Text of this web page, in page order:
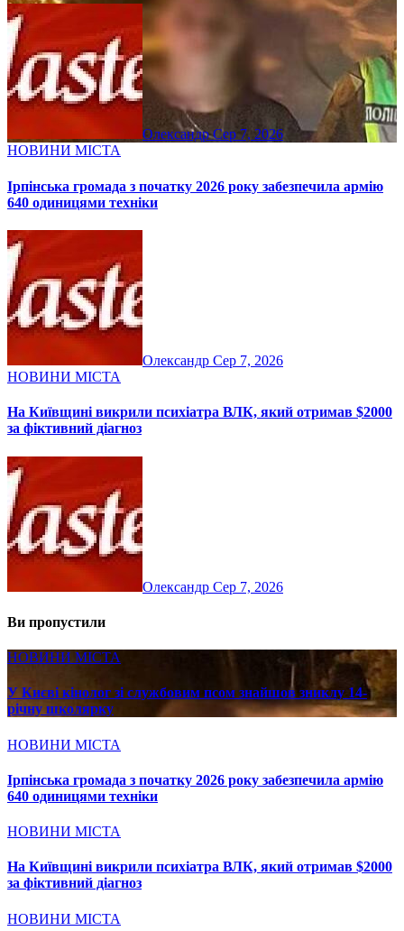
ОлександрСер 7, 2026
НОВИНИ МІСТА
Ірпінська громада з початку 2026 року забезпечила армію
640 одиницями техніки
Олександр Сер 7, 2026
НОВИНИ МІСТА
На Київщині викрили психіатра ВЛК, який отримав $2000
за фіктивний діагноз
Олександр Сер 7, 2026
Ви пропустили
НОВИНИ МІСТА
У Києві кінолог зі службовим псом знайшов зниклу 14-
річну школярку
НОВИНИ МІСТА
Ірпінська громада з початку 2026 року забезпечила армію
640 одиницями техніки
НОВИНИ МІСТА
На Київщині викрили психіатра ВЛК, який отримав $2000
за фіктивний діагноз
НОВИНИ МІСТА